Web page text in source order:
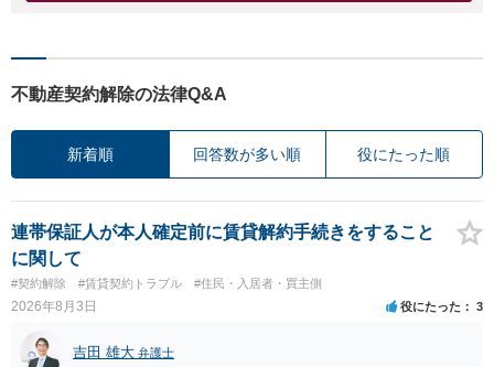
不動産契約解除の法律Q&A
新着順 回答数が多い順 役にたった順
連帯保証人が本人確定前に賃貸解約手続きをすること
に関して
#契約解除 #賃貸契約トラブル #住民・入居者・買主側
2026年8月3日 役にたった 3
吉田 雄大 弁護士